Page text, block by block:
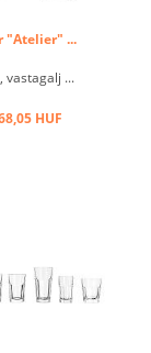
"Atelier" ...
vastagalj ...
HUF